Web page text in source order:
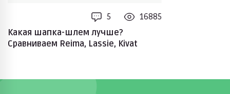
5
16885
Какая шапка-шлем лучше?
Сравниваем Reima, Lassie, Kivat